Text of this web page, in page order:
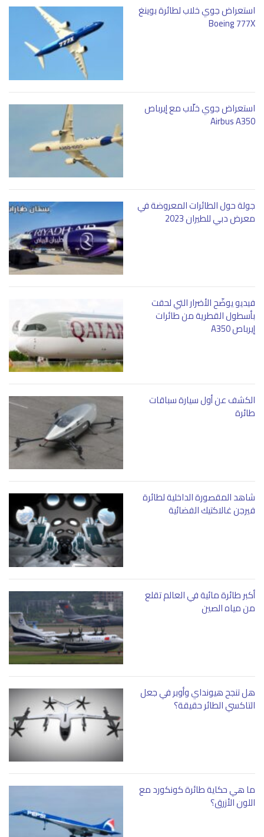
استعراض جوي خلاب لطائرة بوينغ
Boeing 777X
استعراض جوي خلّاب مع إيرباص
Airbus A350
جولة حول الطائرات المعروضة في
معرض دبي للطيران 2023
فيديو يوضّح الأضرار التي لحقت
بأسطول القطرية من طائرات
إيرباص A350
الكشف عن أول سيارة سباقات
طائرة
شاهد المقصورة الداخلية لطائرة
فيرجن غالاكتيك الفضائية
أكبر طائرة مائية في العالم تقلع
من مياه الصين
هل تنجح هيونداي وأوبر في جعل
التاكسي الطائر حقيقة؟
ما هي حكاية طائرة كونكورد مع
اللون الأزرق؟